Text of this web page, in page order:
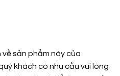
sản phẩm này của
khách có nhu cầu vui lòng